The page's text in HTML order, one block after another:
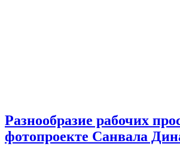
Разнообразие рабочих
фотопроекте Санвала